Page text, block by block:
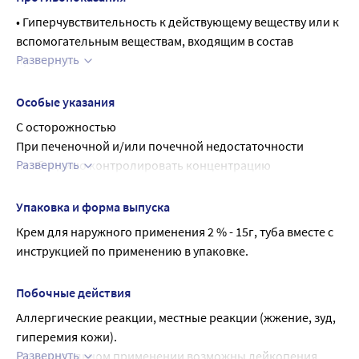
Максимальная продолжительность лечения - 60 дней.
• Гнойные раны; мелкие бытовые травмы (порезы,
ссадины);
• Инфицированные дерматиты, импетиго, простой
контактный дерматит, микробная экзема;
пропилпарагидроксибензоат, калия дигидрофосфат,
динатрия фосфат додекагидрат, вода для инъекций.
• Гиперчувствительность к действующему веществу или к
вспомогательным веществам, входящим в состав
препарата.
фосфатдегидрогеназы.
развития «ядерной» желтухи).
Развернуть
Особые указания
С осторожностью
При печеночной и/или почечной недостаточности
необходимо контролировать концентрацию
Следует соблюдать осторожность при применении у
больных в состоянии шока с обширными ожогами, из-за
невозможности сбора полноценного
аллергологического анамнеза.
Развернуть
Упаковка и форма выпуска
Крем для наружного применения 2 % - 15г, туба вместе с
инструкцией по применению в упаковке.
Побочные действия
Аллергические реакции, местные реакции (жжение, зуд,
гиперемия кожи).
При длительном применении возможны лейкопения,
Развернуть